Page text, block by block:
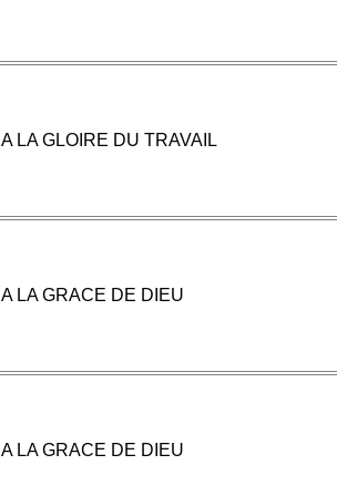
A LA GLOIRE DU TRAVAIL
A LA GRACE DE DIEU
A LA GRACE DE DIEU